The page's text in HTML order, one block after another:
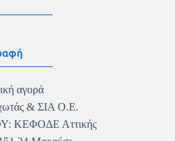
αγορά
& ΣΙΑ Ο.Ε.
ΚΕΦΟΔΕ Αττικής